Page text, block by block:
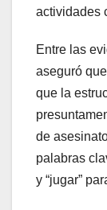
actividades
Entre las
aseguró
que la
de
palabras
y “jugar”